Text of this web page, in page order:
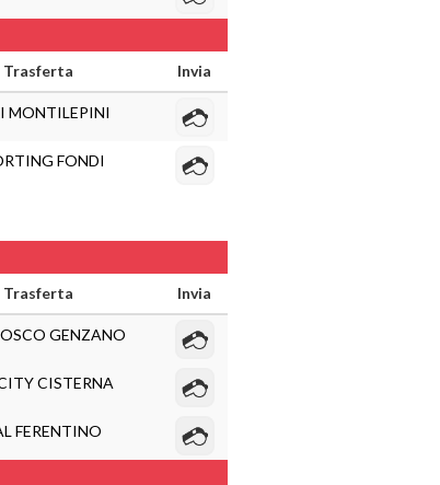
Trasferta Invia
MONTILEPINI
FONDI
Trasferta Invia
GENZANO
CISTERNA
FERENTINO